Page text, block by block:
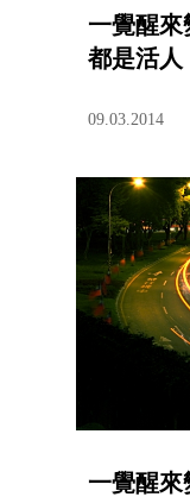
一覺醒
都是活人
09.03.2014
一覺醒